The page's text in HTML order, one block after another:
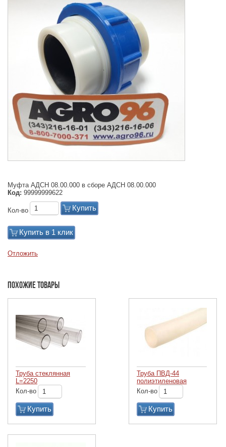
Муфта АДСН 08.00.000 в сборе АДСН 08.00.000
Код: 99999999622
Кол-во Купить
Купить в 1 клик
Отложить
Похожие товары
Труба стеклянная
L=2250
Кол-во
Купить
Труба ПВД-44
полиэтиленовая
Кол-во
Купить